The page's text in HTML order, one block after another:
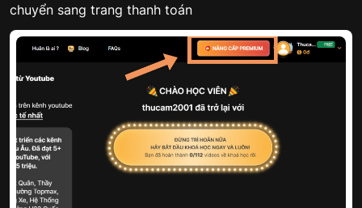
chuyển sang trang thanh toán